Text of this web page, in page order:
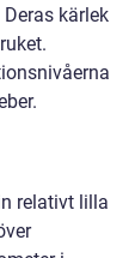
kärlek
relativt lilla